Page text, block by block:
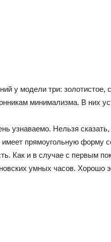
у модели три: золотистое,
минимализма. В них
узнаваемо. Нельзя
прямоугольную форму
Как и в случае с первым
умных часов.